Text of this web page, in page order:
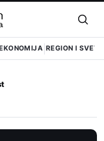
REGION I SVET